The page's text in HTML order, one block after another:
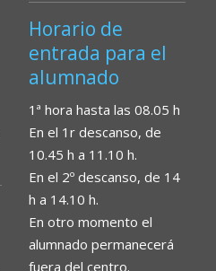
Horario de
entrada para el
alumnado
1ª hora hasta las 08.05 h
En el 1r descanso, de
10.45 h a 11.10 h.
En el 2º descanso, de 14
h a 14.10 h.
En otro momento el
alumnado permanecerá
fuera del centro.